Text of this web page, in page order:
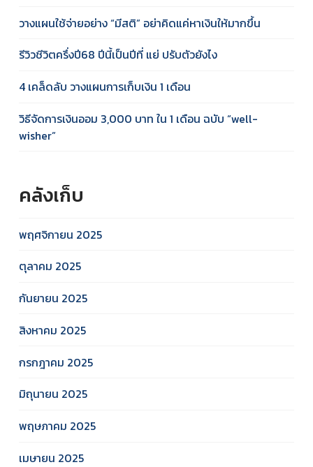
วางแผนใช้จ่ายอย่าง “มีสติ” อย่าคิดแค่หาเงินให้มากขึ้น
รีวิวชีวิตครึ่งปี68 ปีนี้เป็นปีที่ แย่ ปรับตัวยังไง
4 เคล็ดลับ วางแผนการเก็บเงิน 1 เดือน
วิธีจัดการเงินออม 3,000 บาท ใน 1 เดือน ฉบับ “well-
wisher”
คลังเก็บ
พฤศจิกายน 2025
ตุลาคม 2025
กันยายน 2025
สิงหาคม 2025
กรกฎาคม 2025
มิถุนายน 2025
พฤษภาคม 2025
เมษายน 2025